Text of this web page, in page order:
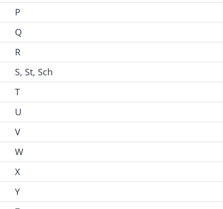
P
Q
R
S, St, Sch
T
U
V
W
X
Y